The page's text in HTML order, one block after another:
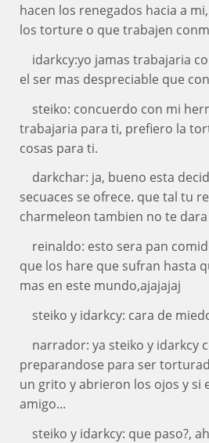
hacen los renegados hacia a
los torture o que trabajen
idarkcy:yo jamas trabajaria
el ser mas despreciable que
steiko: concuerdo con mi
trabajaria para ti, prefiero la
cosas para ti.
darkchar: ja, bueno esta
secuaces se ofrece. que tal tu
charmeleon tambien no te
reinaldo: esto sera pan
que los hare que sufran hasta
mas en este mundo,ajajajaj
steiko y idarkcy: cara de
narrador: ya steiko y idarkcy
preparandose para ser
un grito y abrieron los ojos y si
amigo...
steiko y idarkcy: que paso?,